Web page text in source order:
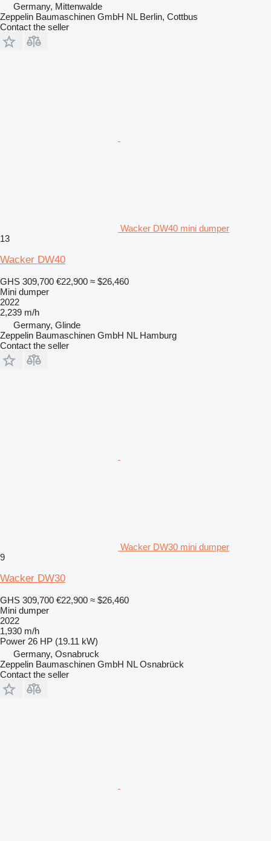
Germany, Mittenwalde
Zeppelin Baumaschinen GmbH NL Berlin, Cottbus
Contact the seller
Wacker DW40 mini dumper
13
Wacker DW40
GHS 309,700 €22,900 ≈ $26,460
Mini dumper
2022
2,239 m/h
Germany, Glinde
Zeppelin Baumaschinen GmbH NL Hamburg
Contact the seller
Wacker DW30 mini dumper
9
Wacker DW30
GHS 309,700 €22,900 ≈ $26,460
Mini dumper
2022
1,930 m/h
Power 26 HP (19.11 kW)
Germany, Osnabruck
Zeppelin Baumaschinen GmbH NL Osnabrück
Contact the seller